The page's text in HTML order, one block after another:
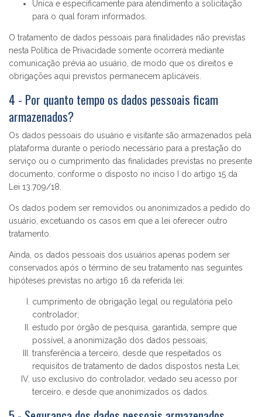
Única e especificamente para atendimento a solicitação
para o qual foram informados.
O tratamento de dados pessoais para finalidades não previstas
nesta Política de Privacidade somente ocorrerá mediante
comunicação prévia ao usuário, de modo que os direitos e
obrigações aqui previstos permanecem aplicáveis.
4 - Por quanto tempo os dados pessoais ficam
armazenados?
Os dados pessoais do usuário e visitante são armazenados pela
plataforma durante o período necessário para a prestação do
serviço ou o cumprimento das finalidades previstas no presente
documento, conforme o disposto no inciso
do artigo 15 da
Lei 13.709/18.
Os dados podem ser removidos ou anonimizados a pedido do
usuário, excetuando os casos em que a lei oferecer outro
tratamento.
Ainda, os dados pessoais dos usuários apenas podem ser
conservados após o término de seu tratamento nas seguintes
hipóteses previstas no artigo 16 da referida lei:
cumprimento de obrigação legal ou regulatória pelo
controlador;
estudo por órgão de pesquisa, garantida, sempre que
possível, a anonimização dos dados pessoais;
transferência a terceiro, desde que respeitados os
requisitos de tratamento de dados dispostos nesta Lei;
uso exclusivo do controlador, vedado seu acesso por
terceiro, e desde que anonimizados os dados.